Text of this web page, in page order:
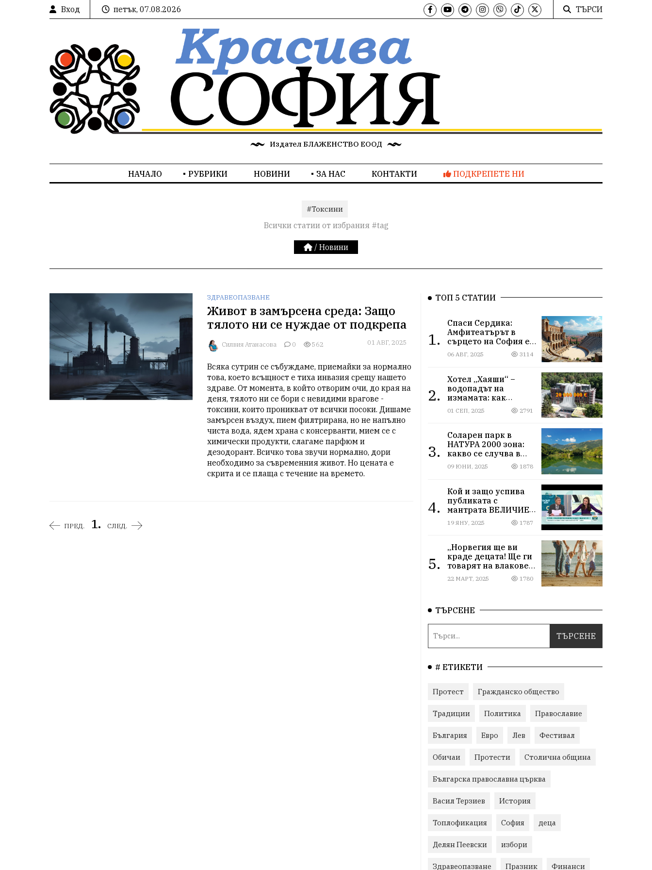
Вход петък, 07.08.2026 ТЪРСИ
Издател БЛАЖЕНСТВО ЕООД
НАЧАЛО РУБРИКИ НОВИНИ ЗА НАС КОНТАКТИ ПОДКРЕПЕТЕ НИ
#Токсини
Всички статии от избрания #tag
/ Новини
ЗДРАВЕОПАЗВАНЕ
Живот в замърсена среда: Защо
тялото ни се нуждае от подкрепа
Силвия Атанасова 0 562 01 АВГ, 2025
Всяка сутрин се събуждаме, приемайки за нормално
това, което всъщност е тиха инвазия срещу нашето
здраве. От момента, в който отворим очи, до края на
деня, тялото ни се бори с невидими врагове -
токсини, които проникват от всички посоки. Дишаме
замърсен въздух, пием филтрирана, но не напълно
чиста вода, ядем храна с консерванти, мием се с
химически продукти, слагаме парфюм и
дезодорант. Всичко това звучи нормално, дори
необходимо за съвременния живот. Но цената е
скрита и се плаща с течение на времето.
ПРЕД. 1. СЛЕД.
ТОП 5 СТАТИИ
1.
Спаси Сердика:
Амфитеатърът в
сърцето на София е
на ръба да изчезне
06 АВГ, 2025 3114
2.
Хотел „Хаяши“ –
водопадът на
измамата: как
държавна заплата
ражда империя за
01 СЕП, 2025 2791
3.
Соларен парк в
НАТУРА 2000 зона:
какво се случва в
Мартиново?
09 ЮНИ, 2025 1878
4.
Кой и защо успива
публиката с
мантрата ВЕЛИЧИЕ
ОСТАВА ИЗВЪН
ПАРЛАМЕНТА
19 ЯНУ, 2025 1787
5.
„Норвегия ще ви
краде децата! Ще ги
товарят на влакове
от гара Подуяне“
22 МАРТ, 2025 1780
ТЪРСЕНЕ
# ЕТИКЕТИ
Протест Гражданско общество
Традиции Политика Православие
България Евро Лев Фестивал
Обичаи Протести Столична община
Българска православна църква
Васил Терзиев История
Топлофикация София деца
Делян Пеевски избори
Здравеопазване Празник Финанси